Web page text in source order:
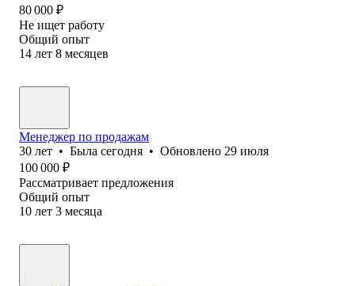
80 000 ₽
Не ищет работу
Общий опыт
14 лет 8 месяцев
Менеджер по продажам
30 лет • Была сегодня • Обновлено 29 июля
100 000 ₽
Рассматривает предложения
Общий опыт
10 лет 3 месяца